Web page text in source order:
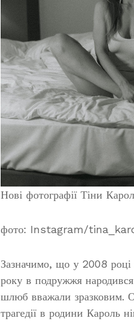
Нові фотографії Тіни
фото: Instagram/
Зазначимо, що у 2008 році
року в подружжя
шлюб вважали зразковим.
трагедії в родини Кароль